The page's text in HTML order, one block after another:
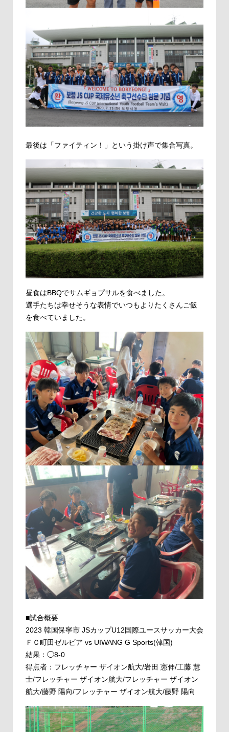
最後は「ファイティン！」という掛け声で集合写真。
昼食はBBQでサムギョプサルを食べました。
選手たちは幸せそうな表情でいつもよりたくさんご飯
を食べていました。
■試合概要
2023 韓国保寧市 JSカップU12国際ユースサッカー大会
ＦＣ町田ゼルビア vs UIWANG G Sports(韓国)
結果：◯8-0
得点者：フレッチャー ザイオン航大/岩田 憲伸/工藤 慧
士/フレッチャー ザイオン航大/フレッチャー ザイオン
航大/藤野 陽向/フレッチャー ザイオン航大/藤野 陽向